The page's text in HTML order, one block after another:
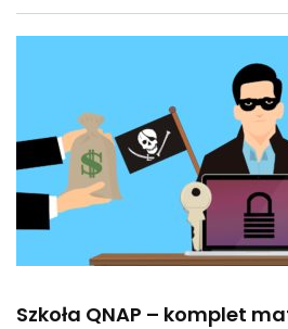
Szkoła QNAP – komplet